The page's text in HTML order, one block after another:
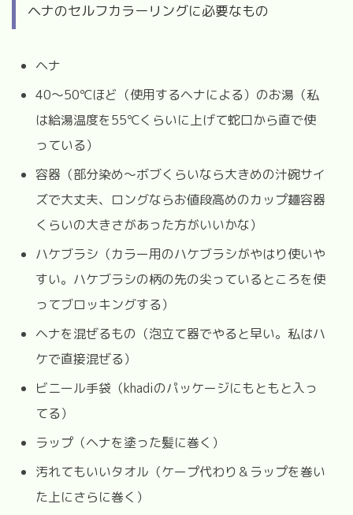
ヘナのセルフカラーリングに必要なもの
ヘナ
40〜50℃ほど（使用するヘナによる）のお湯（私
は給湯温度を55℃くらいに上げて蛇口から直で使
っている）
容器（部分染め〜ボブくらいなら大きめの汁碗サイ
ズで大丈夫、ロングならお値段高めのカップ麺容器
くらいの大きさがあった方がいいかな）
ハケブラシ（カラー用のハケブラシがやはり使いや
すい。ハケブラシの柄の先の尖っているところを使
ってブロッキングする）
ヘナを混ぜるもの（泡立て器でやると早い。私はハ
ケで直接混ぜる）
ビニール手袋（khadiのパッケージにもともと入っ
てる）
ラップ（ヘナを塗った髪に巻く）
汚れてもいいタオル（ケープ代わり＆ラップを巻い
た上にさらに巻く）